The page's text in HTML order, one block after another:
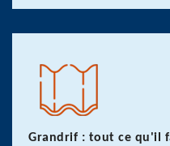
Grandrif : tout ce qu'il